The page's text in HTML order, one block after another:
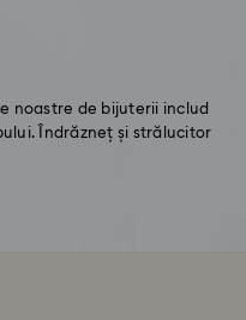
noastre de bijuterii includ
Îndrăzneț și strălucitor